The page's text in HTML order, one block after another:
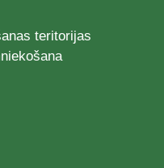
teritorijas